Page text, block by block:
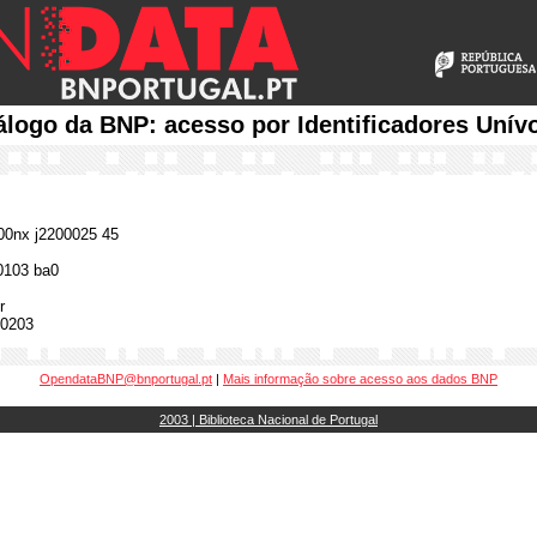
da BNP: acesso por Identificadores
j2200025 45
ba0
OpendataBNP@bnportugal.pt | Mais informação sobre acesso aos dados BNP
2003 | Biblioteca Nacional de Portugal